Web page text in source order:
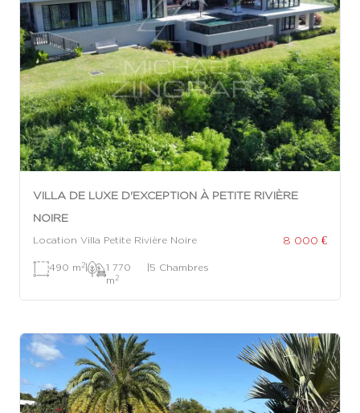
VILLA DE LUXE D'EXCEPTION À PETITE RIVIÈRE
NOIRE
Location Villa Petite Rivière Noire 8 000 €
490 m 2|
1 770
m 2
|5 Chambres